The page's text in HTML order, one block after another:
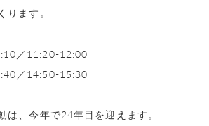
ります。
／11:20-12:00
／14:50-15:30
は、今年で24年目を迎えます。